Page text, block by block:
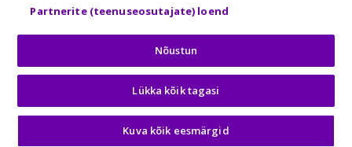
Autoplius.lt
Aruodas.lt
Osta.ee
KuldneBörs.ee
© 2026 GetaPro. Kõik õigused kaitstud.
Partnerite (teenuseosutajate) loend
Nõustun
Lükka kõik tagasi
Kuva kõik eesmärgid